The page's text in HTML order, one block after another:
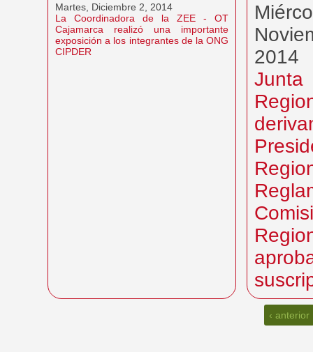
Martes, Diciembre 2, 2014
La Coordinadora de la ZEE - OT
Cajamarca realizó una importante
exposición a los integrantes de la ONG
CIPDER
2014
Junta
‹ anterior